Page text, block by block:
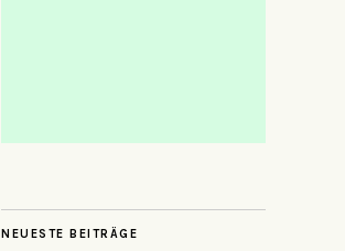
NEUESTE BEITRÄGE